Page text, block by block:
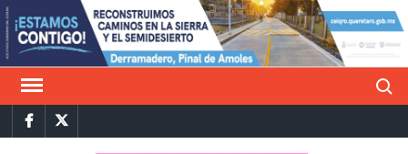
Saltar
al
contenido
FacebookTwitter